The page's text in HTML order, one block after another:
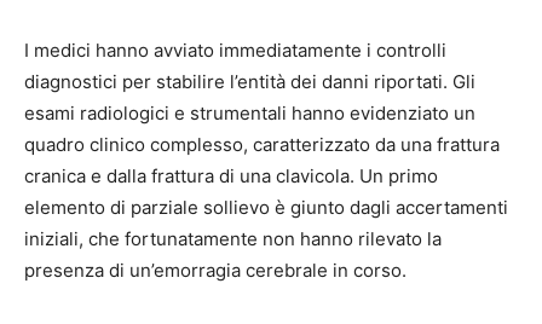
I medici hanno avviato immediatamente i controlli
diagnostici per stabilire l’entità dei danni riportati. Gli
esami radiologici e strumentali hanno evidenziato un
quadro clinico complesso, caratterizzato da una frattura
cranica e dalla frattura di una clavicola. Un primo
elemento di parziale sollievo è giunto dagli accertamenti
iniziali, che fortunatamente non hanno rilevato la
presenza di un’emorragia cerebrale in corso.